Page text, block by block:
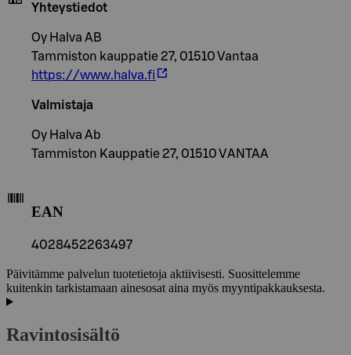
Yhteystiedot
Oy Halva AB
Tammiston kauppatie 27, 01510 Vantaa
https://www.halva.fi
Valmistaja
Oy Halva Ab
Tammiston Kauppatie 27, 01510 VANTAA
EAN
4028452263497
Päivitämme palvelun tuotetietoja aktiivisesti. Suosittelemme
kuitenkin tarkistamaan ainesosat aina myös myyntipakkauksesta.
Ravintosisältö